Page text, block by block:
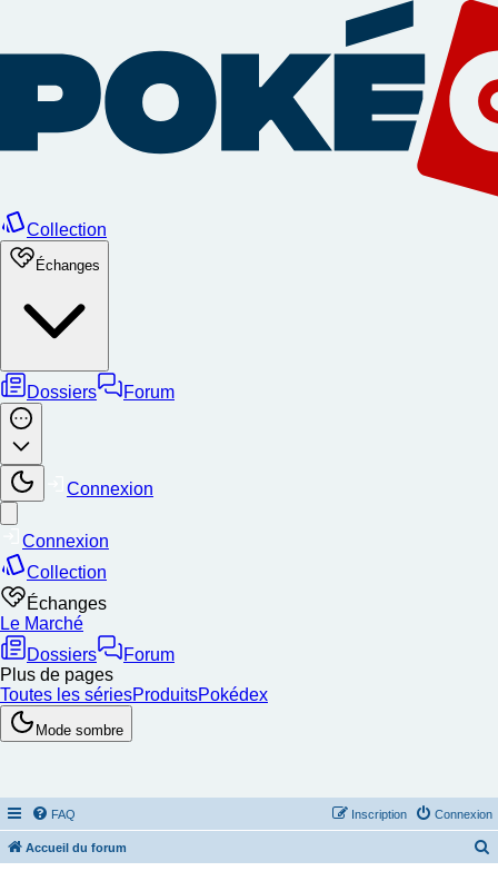
FAQ Connexion
Inscription
Accueil du forum